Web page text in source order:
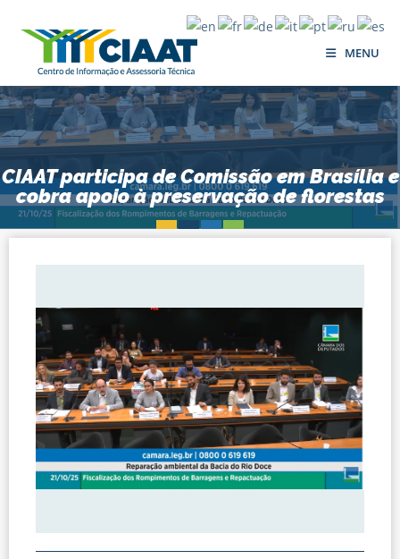
MENU
CIAAT participa de Comissão em Brasília e
cobra apoio à preservação de florestas